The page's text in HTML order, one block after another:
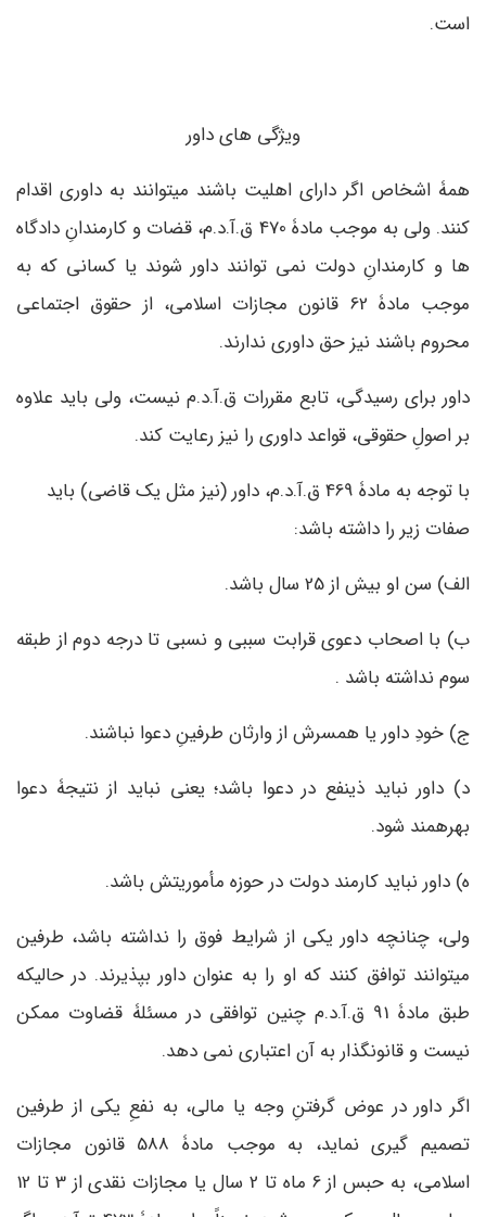
است.
ویژگی های داور
همۀ اشخاص اگر دارای اهلیت باشند می­توانند به داوری اقدام
کنند. ولی به موجب مادۀ 470 ق.آ.د.م، قضات و کارمندانِ دادگاه
ها و کارمندانِ دولت نمی­ توانند داور شوند یا کسانی که به
موجب مادۀ 62 قانون مجازات اسلامی، از حقوق اجتماعی
محروم باشند نیز حق داوری ندارند.
داور برای رسیدگی، تابع مقررات ق.آ.د.م نیست، ولی باید علاوه
بر اصولِ حقوقی، قواعد داوری را نیز رعایت کند.
با توجه به مادۀ 469 ق.آ.د.م، داور (نیز مثل یک قاضی) باید
صفات زیر را داشته باشد:
الف) سن او بیش از 25 سال باشد.
ب) با اصحاب دعوی قرابت سببی و نسبی تا درجه دوم از طبقه
سوم نداشته باشد .
ج) خودِ داور یا همسرش از وارثان طرفینِ دعوا نباشند.
د) داور نباید ذی­نفع در دعوا باشد؛ یعنی نباید از نتیجۀ دعوا
بهره­مند شود.
ه) داور نباید کارمند دولت در حوزه مأموریتش باشد.
ولی، چنانچه داور یکی از شرایط فوق را نداشته باشد، طرفین
می­توانند توافق کنند که او را به عنوان داور بپذیرند. در حالیکه
طبق مادۀ 91 ق.آ.د.م چنین توافقی در مسئلۀ قضاوت ممکن
نیست و قانونگذار به آن اعتباری نمی ­دهد.
اگر داور در عوض گرفتنِ وجه یا مالی، به نفعِ یکی از طرفین
تصمیم گیری نماید، به موجب مادۀ 588 قانون مجازات
اسلامی، به حبس از 6 ماه تا 2 سال یا مجازات نقدی از 3 تا 12